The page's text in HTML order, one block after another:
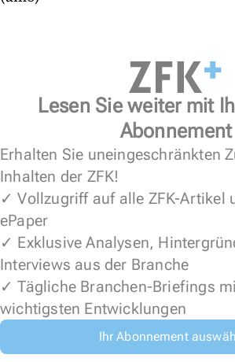
Lesen Sie weiter mit
Abonnement
Erhalten Sie uneingeschränkten
Inhalten der ZFK!
✓ Vollzugriff auf alle ZFK-Artikel
ePaper
✓ Exklusive Analysen,
Interviews aus der Branche
✓ Tägliche Branchen-Briefings
wichtigsten Entwicklungen
Ihr Abonnement